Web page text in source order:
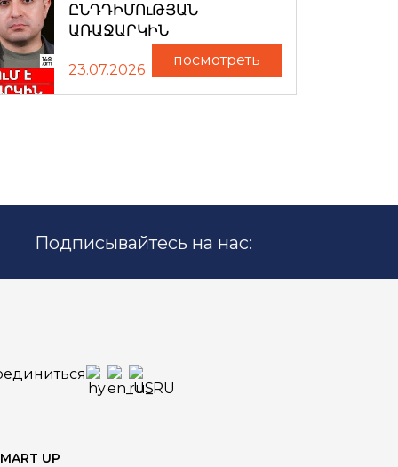
ԸՆԴԴԻՄՈւԹՅԱՆ
ԱՌԱՋԱՐԿԻՆ
23.07.2026
посмотреть
Подписывайтесь на нас:
UP